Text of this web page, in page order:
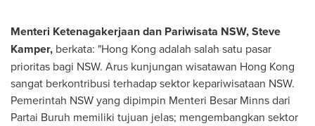
Menteri Ketenagakerjaan dan Pariwisata NSW,Steve
Kamper, berkata: "Hong Kong adalah salah satu pasar
prioritas bagi NSW. Arus kunjungan wisatawan Hong Kong
sangat berkontribusi terhadap sektor kepariwisataan NSW.
Pemerintah NSW yang dipimpin Menteri Besar Minns dari
Partai Buruh memiliki tujuan jelas; mengembangkan sektor